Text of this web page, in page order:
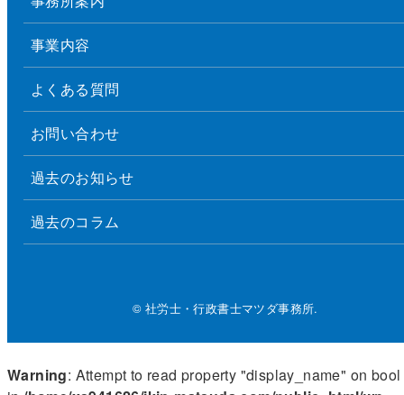
事業内容
よくある質問
お問い合わせ
過去のお知らせ
過去のコラム
© 社労士・行政書士マツダ事務所.
Warning: Attempt to read property "display_name" on bool